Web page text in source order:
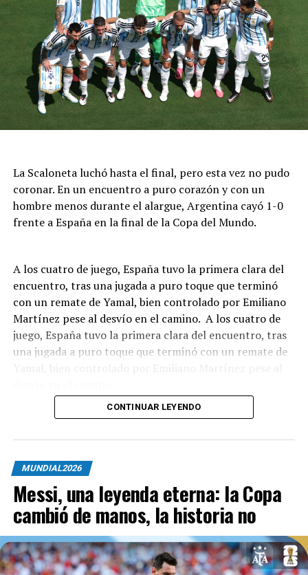
La Scaloneta luchó hasta el final, pero esta vez no pudo
coronar. En un encuentro a puro corazón y con un
hombre menos durante el alargue, Argentina cayó 1-0
frente a España en la final de la Copa del Mundo.
A los cuatro de juego, España tuvo la primera clara del
encuentro, tras una jugada a puro toque que terminó
con un remate de Yamal, bien controlado por Emiliano
Martínez pese al desvío en el camino. A los cuatro de
juego, España tuvo la primera clara del encuentro, tras
una jugada a puro toque que terminó con un remate de
La primera mitad fue un partido de ajedrez, donde la
Albiceleste intentó cortar los circuitos de juego del
conjunto español en todo momento. Sin demasiadas
emociones en las áreas, la fricción en la mitad de la
cancha fue moneda corriente.
Cucurella tuvo la suya antes del entretiempo, con un
remate de media distancia desde la izquierda, que se
CONTINUAR LEYENDO
MUNDIAL2026
Messi, una leyenda eterna: la Copa
cambió de manos, la historia no